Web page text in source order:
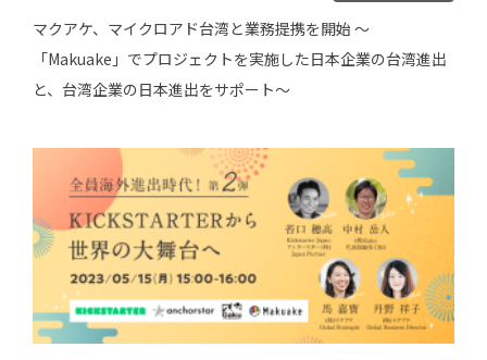
マクアケ、マイクロアド台湾と業務提携を開始 〜
「Makuake」でプロジェクトを実施した日本企業の台湾進出
と、台湾企業の日本進出をサポート〜